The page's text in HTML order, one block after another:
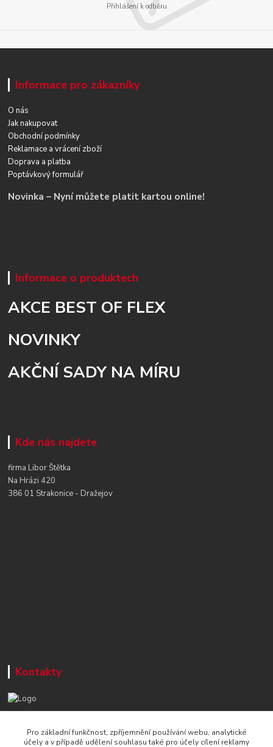
Přihlášení k odběru
Informace pro zákazníky
O nás
Jak nakupovat
Obchodní podmínky
Reklamace a vrácení zboží
Doprava a platba
Poptávkový formulář
Novinka – Nyní můžete platit kartou online!
Informace o produktech
AKCE BEST OF FLEX
NOVINKY
AKČNÍ SADY NA MÍRU
Kde nás najdete
firma Libor Štětka
Na Hrázi 420
386 01 Strakonice - Dražejov
Kontakty
Po-Čt, 8-16 hod./ Pá 8-13 hod.
Pro základní funkčnost, zpříjemnění používání webu, analytické
účely a v případě udělení souhlasu také pro účely cílení reklamy